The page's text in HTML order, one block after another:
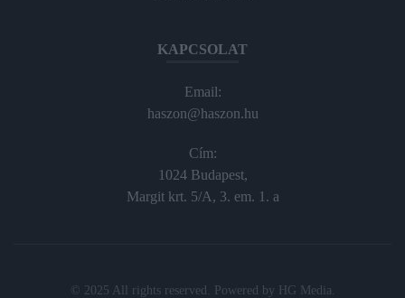
KAPCSOLAT
Email:
haszon@haszon.hu
Cím:
1024 Budapest,
Margit krt. 5/A, 3. em. 1. a
© 2025 All rights reserved. Powered by HG Media